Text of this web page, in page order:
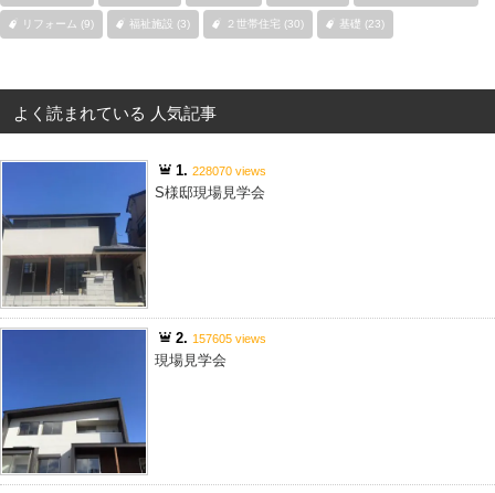
リフォーム (9) 福祉施設 (3) ２世帯住宅 (30) 基礎 (23)
よく読まれている 人気記事
1. 228070 views
S様邸現場見学会
2. 157605 views
現場見学会